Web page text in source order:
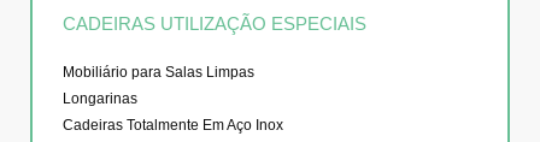
CADEIRAS UTILIZAÇÃO ESPECIAIS
Mobiliário para Salas Limpas
Longarinas
Cadeiras Totalmente Em Aço Inox